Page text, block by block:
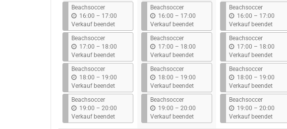
s
Beachsoccer
16:00 – b
i
s
17:00
Verkauf beendet
Beachsoccer
17:00 – b
i
s
18:00
Verkauf beendet
Beachsoccer
18:00 – b
i
s
19:00
Verkauf beendet
Beachsoccer
19:00 – b
i
s
20:00
Verkauf beendet
s
Beachsoccer
16:00 – b
i
s
17:00
Verkauf beendet
Beachsoccer
17:00 – b
i
s
18:00
Verkauf beendet
Beachsoccer
18:00 – b
i
s
19:00
Verkauf beendet
Beachsoccer
19:00 – b
i
s
20:00
Verkauf beendet
s
Beachsoccer
16:00 – b
i
s
17:00
Verkauf beendet
Beachsoccer
17:00 – b
i
s
18:00
Verkauf beendet
Beachsoccer
18:00 – b
i
s
19:00
Verkauf beendet
Beachsoccer
19:00 – b
i
s
20:00
Verkauf beendet